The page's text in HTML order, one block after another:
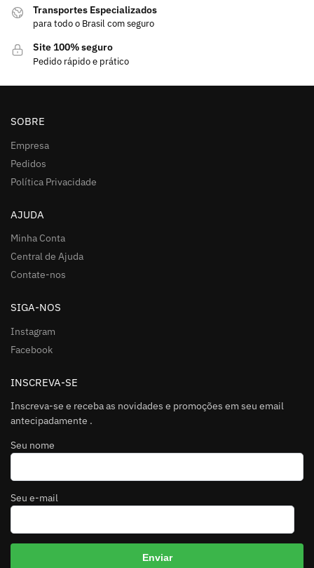
Transportes Especializados
para todo o Brasil com seguro
Site 100% seguro
Pedido rápido e prático
SOBRE
Empresa
Pedidos
Política Privacidade
AJUDA
Minha Conta
Central de Ajuda
Contate-nos
SIGA-NOS
Instagram
Facebook
INSCREVA-SE
Inscreva-se e receba as novidades e promoções em seu email
antecipadamente .
Seu nome
Seu e-mail